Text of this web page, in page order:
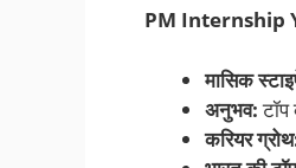
PM Internship
मासिक
अनुभव:
करियर